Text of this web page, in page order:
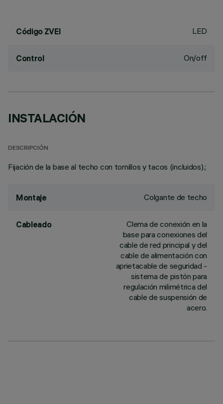
Código ZVEI LED
Control On/off
INSTALACIÓN
DESCRIPCIÓN
Fijación de la base al techo con tornillos y tacos (incluidos).;
Montaje Colgante de techo
Cableado
Clema de conexión en la
base para conexiones del
cable de red principal y del
cable de alimentación con
aprietacable de seguridad -
sistema de pistón para
regulación milimétrica del
cable de suspensión de
acero.